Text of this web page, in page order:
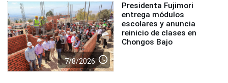
7/8/2026 access_time
Presidenta Fujimori
entrega módulos
escolares y anuncia
reinicio de clases en
Chongos Bajo